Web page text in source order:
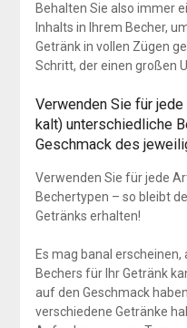
Behalten Sie also immer
Inhalts in Ihrem Becher,
Getränk in vollen Zügen
Schritt, der einen großen
Verwenden Sie für
kalt) unterschiedliche
Geschmack des
Verwenden Sie für jede
Bechertypen – so bleibt
Getränks erhalten!
Es mag banal
Bechers für Ihr Getränk
auf den Geschmack
verschiedene Getränke